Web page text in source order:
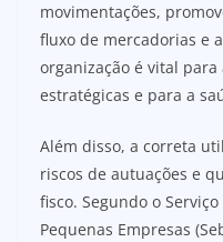
movimentações,
fluxo de mercadorias e
organização é vital
estratégicas e para a
Além disso, a correta
riscos de autuações e
fisco. Segundo o
Pequenas Empresas